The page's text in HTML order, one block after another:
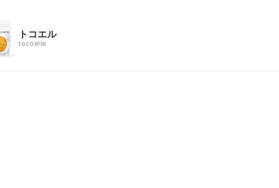
トコエル
tocoelle